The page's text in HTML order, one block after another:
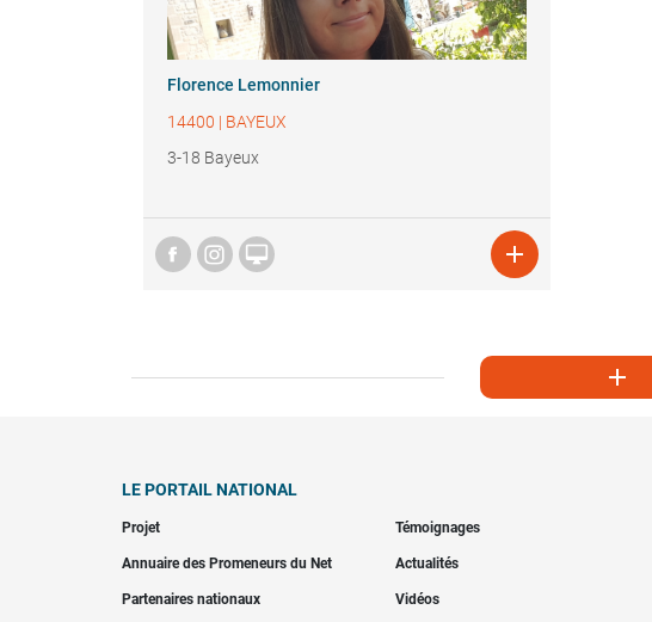
Florence Lemonnier
14400 | BAYEUX
3-18 Bayeux
 

LE PORTAIL NATIONAL
Projet Témoignages
Annuaire des Promeneurs du Net Actualités
Partenaires nationaux Vidéos